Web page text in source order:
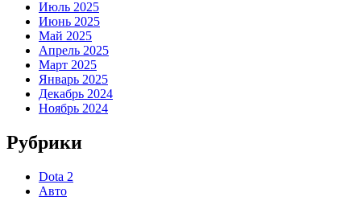
Июль 2025
Июнь 2025
Май 2025
Апрель 2025
Март 2025
Январь 2025
Декабрь 2024
Ноябрь 2024
Рубрики
Dota 2
Авто